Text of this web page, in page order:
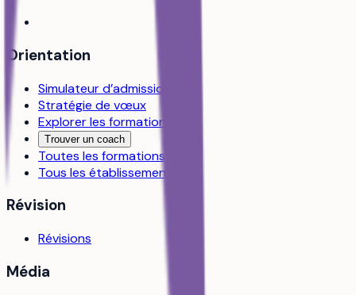
Orientation
Simulateur d’admission
Stratégie de vœux
Explorer les formations
Trouver un coach
Toutes les formations
Tous les établissements
Révision
Révisions
Média